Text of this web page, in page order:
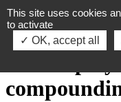
Skip to navigation
Skip to content
Global
This site uses cookies
to activate
OK, accept all